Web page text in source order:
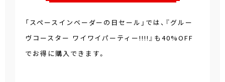
「スペースインベーダーの日セール」では、『グルー
ヴコースター ワイワイパーティー!!!!』も40%OFF
でお得に購入できます。